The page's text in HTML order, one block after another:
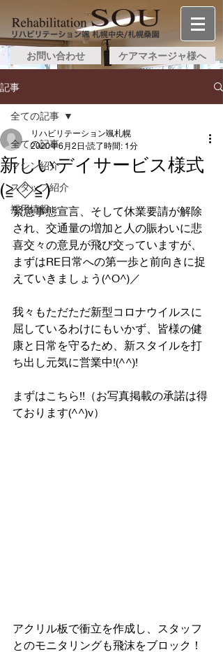
お問い合わせ ケアマネージャ様へ
記事
全ての記事
マシン紹介
スタッフ紹介
採用情報
全ての記事
新しいデイサービス様式
(≧◇≦)
リハビリテーション颯札幌
2020年6月2日 読了時間: 1分
緊急事態宣言、そして休業要請が解除
され、交通量の増加と人の賑わいに悲
喜交々の意見が飛び交っていますが、
まずはRE日常への第一歩と前向きに捉
えていきましょう(^O^)／
我々もただただ新型コロナウイルスに
屈しているわけにもいかず、皆様の健
康と日常を守るため、新スタイルを打
ち出し元気に営業中!(^^)!
まずはこちら!!（お写真掲載の承諾は得
ております(^^)v）
アクリル板で衝立を作成し、スタッフ
とのモニタリングも飛沫をブロック！